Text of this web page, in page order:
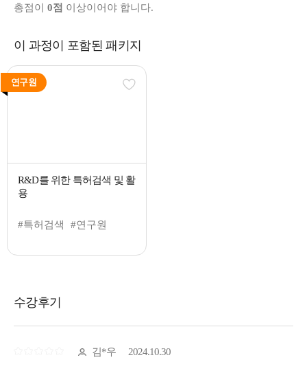
총점이 0점 이상이어야 합니다.
이 과정이 포함된 패키지
연구원
R&D를 위한 특허검색 및 활
용
#특허검색 #연구원